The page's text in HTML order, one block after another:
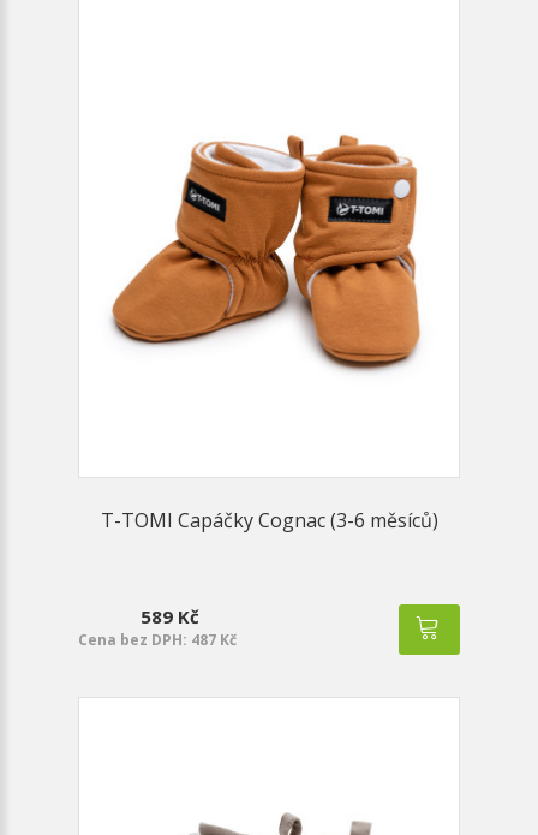
T-TOMI Capáčky Cognac (3-6 měsíců)
589 Kč
Cena bez DPH: 487 Kč